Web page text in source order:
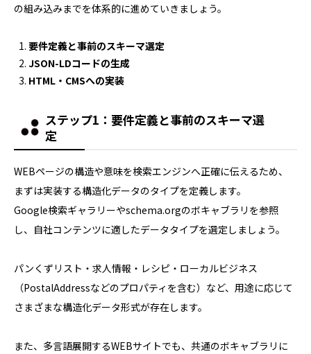
の組み込みまでを体系的に進めていきましょう。
要件定義と事前のスキーマ選定
JSON-LDコードの生成
HTML・CMSへの実装
ステップ1：要件定義と事前のスキーマ選
定
WEBページの構造や意味を検索エンジンへ正確に伝えるため、
まずは実装する構造化データのタイプを定義します。
Google検索ギャラリーやschema.orgのボキャブラリを参照
し、自社コンテンツに適したデータタイプを選定しましょう。
パンくずリスト・求人情報・レシピ・ローカルビジネス
（PostalAddressなどのプロパティを含む）など、用途に応じて
さまざまな構造化データ形式が存在します。
また、多言語展開するWEBサイトでも、共通のボキャブラリに